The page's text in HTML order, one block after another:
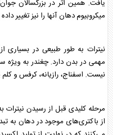
یافت. همین اثر در بزرگسالان
میکروبیوم دهان آنها را نیز تغییر
نیترات به طور طبیعی در
مهمی در بدن دارد.چغندربه ویژه
نیست. اسفناج، رازیانه، کرفس و
مرحله کلیدی قبل از رسیدن
از باکتری‌های موجود در دهان به